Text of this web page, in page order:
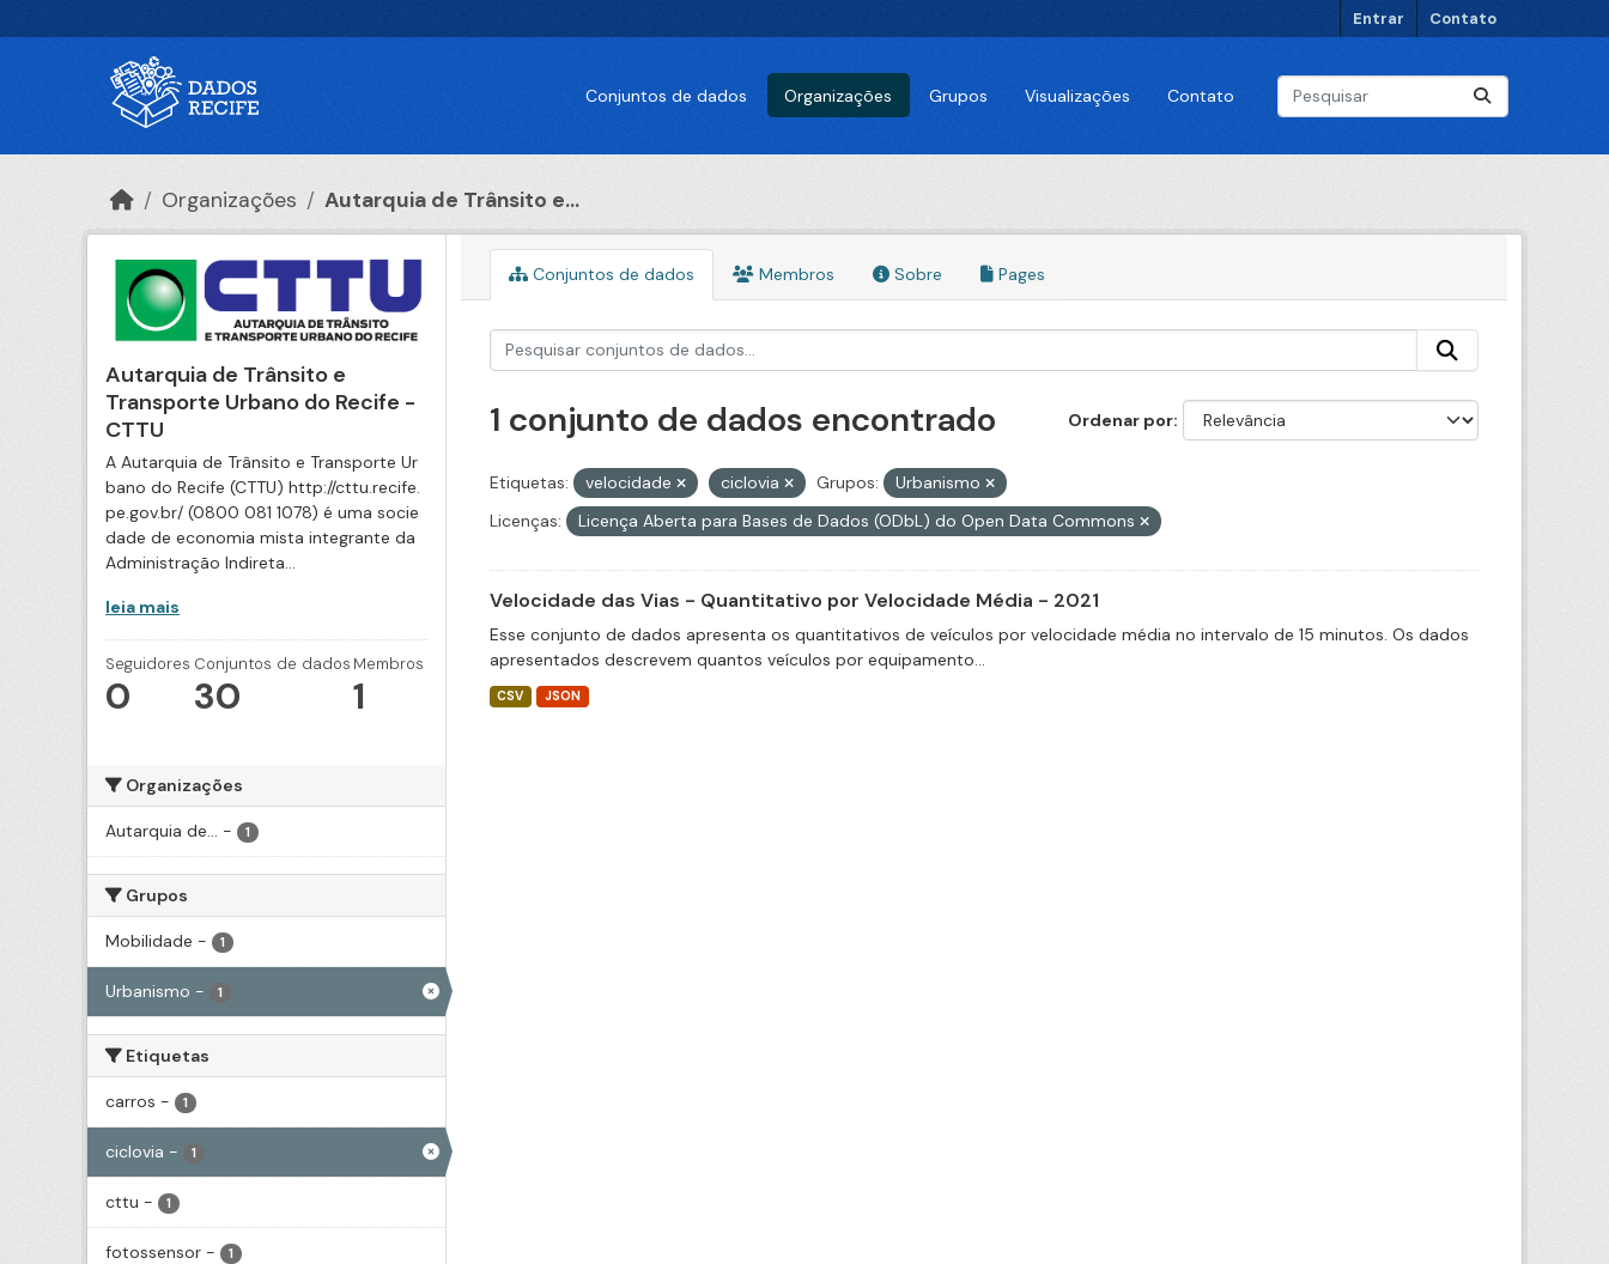
Entrar Contato
Conjuntos de dados Organizações Grupos Visualizações Contato
Organizações Autarquia de Trânsito e...
Autarquia de Trânsito e
Transporte Urbano do Recife -
CTTU
A Autarquia de Trânsito e Transporte Ur
bano do Recife (CTTU) http://cttu.recife.
pe.gov.br/ (0800 081 1078) é uma socie
dade de economia mista integrante da
Administração Indireta...
leia mais
Seguidores
0
Conjuntos de dados
30
Membros
1
Organizações
Autarquia de... - 1
Grupos
Mobilidade - 1
Urbanismo - 1
Etiquetas
carros - 1
ciclovia - 1
cttu - 1
fotossensor - 1
Conjuntos de dados Membros Sobre Pages
Ordenar por
1 conjunto de dados encontrado
Etiquetas: velocidade ciclovia Grupos:
Urbanismo
Licenças:
Licença Aberta para Bases de Dados (ODbL) do Open Data Commons
Velocidade das Vias - Quantitativo por Velocidade Média - 2021
Esse conjunto de dados apresenta os quantitativos de veículos por velocidade média no intervalo de 15 minutos. Os dados
apresentados descrevem quantos veículos por equipamento...
CSV JSON